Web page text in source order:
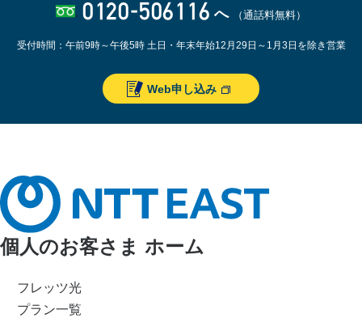
0120-506116 へ （通話料無料）
受付時間：午前9時～午後5時 土日・年末年始12月29日～1月3日を除き営業
Web申し込み
個人のお客さま ホーム
フレッツ光
プラン一覧